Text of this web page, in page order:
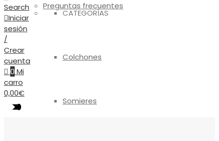
Preguntas frecuentes
CATEGORÍAS
Colchones
Somieres
Search
Iniciar
sesión
/
Crear
cuenta
0 Mi
carro
0,00€